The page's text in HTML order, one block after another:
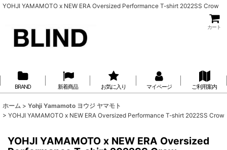
YOHJI YAMAMOTO x NEW ERA Oversized Performance T-shirt 2022SS Crow
カート
BRAND 新着商品 お気に入り マイページ ご利用案内
ホーム > Yohji Yamamoto ヨウジ ヤマモト
> YOHJI YAMAMOTO x NEW ERA Oversized Performance T-shirt 2022SS Crow
YOHJI YAMAMOTO x NEW ERA Oversized